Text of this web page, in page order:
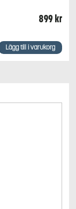
899kr
Lägg till i varukorg